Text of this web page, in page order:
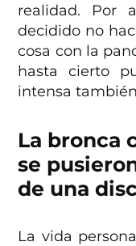
realidad. Por
decidido no
cosa con la
hasta cierto
intensa
La bronca
se
de una
La vida